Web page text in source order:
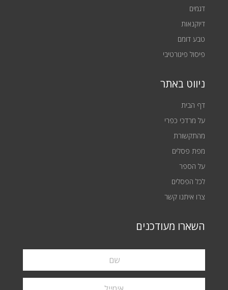
דגמים
דיוקנאות
טבע דומם
פיסול פיגורטיבי
ניווט באתר
דף הבית
על מרדכי כפרי
מהתקשורת
מפת פסלים
על הספר
לכל הפסלים
צרו איתנו קשר
השארו מעודכנים